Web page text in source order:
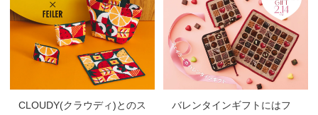
CLOUDY(クラウディ)とのス
バレンタインギフトにはフ